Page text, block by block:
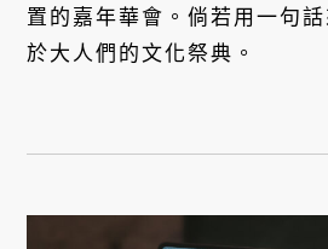
置的嘉年華會。倘若用一句
於大人們的文化祭典。